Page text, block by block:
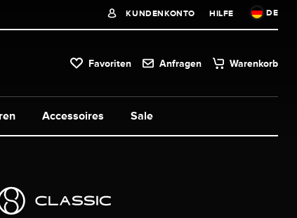
KUNDENKONTO HILFE DE
Favoriten Anfragen Warenkorb
Accessoires Sale